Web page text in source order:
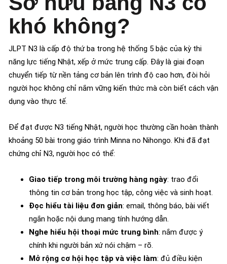
khó không?
JLPT N3 là cấp độ thứ ba trong hệ thống 5 bậc của kỳ thi
năng lực tiếng Nhật, xếp ở mức trung cấp. Đây là giai đoạn
chuyển tiếp từ nền tảng cơ bản lên trình độ cao hơn, đòi hỏi
người học không chỉ nắm vững kiến thức mà còn biết cách vận
dụng vào thực tế.
Để đạt được N3 tiếng Nhật, người học thường cần hoàn thành
khoảng 50 bài trong giáo trình Minna no Nihongo. Khi đã đạt
chứng chỉ N3, người học có thể:
Giao tiếp trong môi trường hàng ngày: trao đổi
thông tin cơ bản trong học tập, công việc và sinh hoạt.
Đọc hiểu tài liệu đơn giản: email, thông báo, bài viết
ngắn hoặc nội dung mang tính hướng dẫn.
Nghe hiểu hội thoại mức trung bình: nắm được ý
chính khi người bản xứ nói chậm – rõ.
Mở rộng cơ hội học tập và việc làm: đủ điều kiện